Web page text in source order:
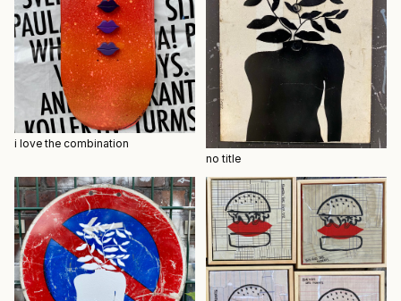
i love the combination
no title